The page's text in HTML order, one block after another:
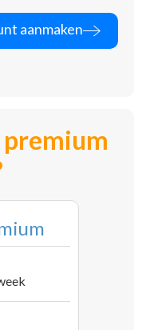
aanmaken